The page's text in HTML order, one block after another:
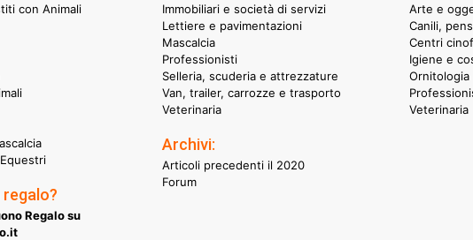
con Animali
regalo?
Regalo su
Immobiliari e società di servizi
Lettiere e pavimentazioni
Mascalcia
Professionisti
Selleria, scuderia e attrezzature
Van, trailer, carrozze e trasporto
Veterinaria
Archivi:
Articoli precedenti il 2020
Forum
Arte e
Canili,
Centri
Igiene e
Ornitologia
Veterinaria